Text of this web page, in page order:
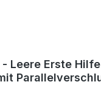
- Leere Erste Hilfe